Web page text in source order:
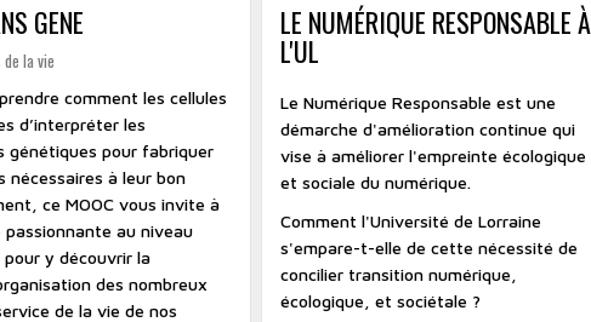
GENE
la vie
comment les cellules
d’interpréter les
génétiques pour fabriquer
nécessaires à leur bon
ce MOOC vous invite à
passionnante au niveau
y découvrir la
des nombreux
de la vie de nos
LE NUMÉRIQUE RESPONSABLE À
L'UL
Le Numérique Responsable est une
démarche d'amélioration continue qui
vise à améliorer l'empreinte écologique
et sociale du numérique.
Comment l'Université de Lorraine
s'empare-t-elle de cette nécessité de
concilier transition numérique,
écologique, et sociétale ?